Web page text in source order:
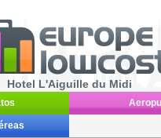
Hotel L'Aiguille du Midi